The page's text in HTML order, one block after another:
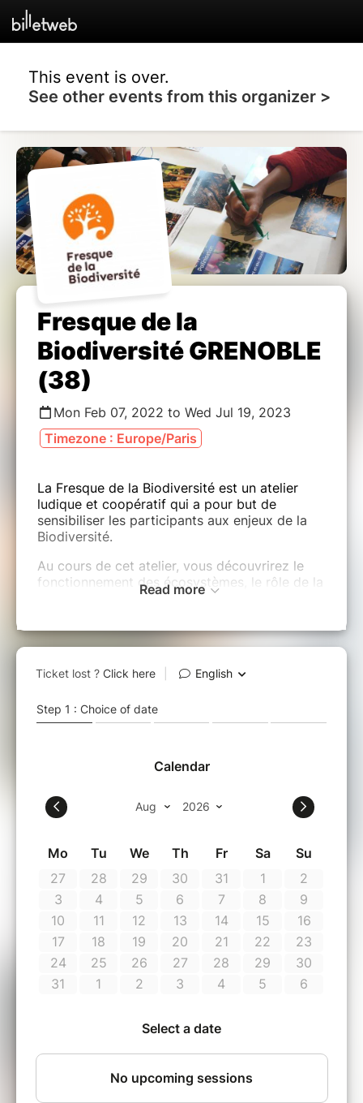
This event is over.
See other events from this organizer >
Fresque de la
Biodiversité GRENOBLE
(38)
Mon Feb 07, 2022 to Wed Jul 19, 2023
Timezone : Europe/Paris
La Fresque de la Biodiversité est un atelier
ludique et coopératif qui a pour but de
sensibiliser les participants aux enjeux de la
Biodiversité.
Au cours de cet atelier, vous découvrirez le
fonctionnement des écosystèmes, le rôle de la
Biodiversité pour l'humanité, les interactions
liées à son érosion.
conscient, selon votre estimation de la valeur
organisation et vos capacités financières. Les
montants récoltés sont destinés à financer les
réseau de la Fresque de la Biodiversité.
Durée 3h00
15 min Présentation du concept +
30 min Apéro pour comprendre le
mécanisme des écosystèmes
75 min de Fresque de la Biodiversité et
ses 5 lots de 40 cartes
30 min de créativité pour
personnaliser et faire émerger des
émotions
30 min de restitution & débrief &
échange
Read more